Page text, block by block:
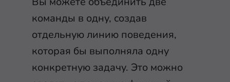
команды в одну, создав
отдельную линию поведения,
которая бы выполняла одну
конкретную задачу. Это можно